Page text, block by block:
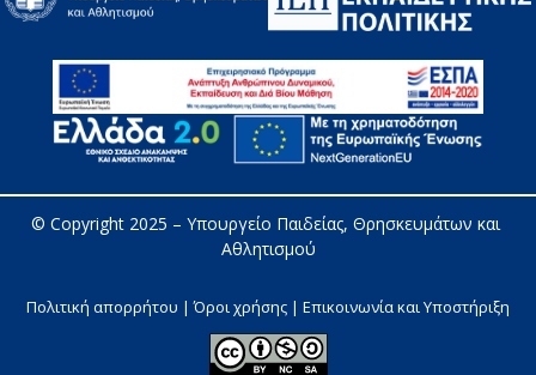
© Copyright 2025 – Υπουργείο Παιδείας, Θρησκευμάτων και
Αθλητισμού
Πολιτική απορρήτου | Όροι χρήσης | Επικοινωνία και Υποστήριξη